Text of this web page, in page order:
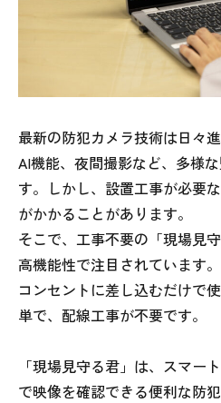
最新の防犯カメラ技術は日々
AI機能、夜間撮影など、多様
す。しかし、設置工事が必要
がかかることがあります。
そこで、工事不要の「現場見
高機能性で注目されています。
コンセントに差し込むだけで
単で、配線工事が不要です。
「現場見守る君」は、スマー
で映像を確認できる便利な防